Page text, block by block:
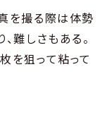
を撮る際は体勢
難しさもある。
を狙って粘って